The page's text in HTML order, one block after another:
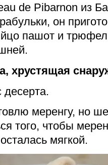
de Pibarnon из
он
пашот и
хрустящая
меренгу, но
того, чтобы
мягкой.